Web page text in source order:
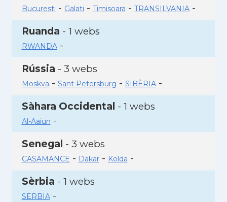
Bucuresti - Galati - Timisoara - TRANSILVANIA-
Ruanda - 1 webs
RWANDA-
Rússia - 3 webs
Moskva - Sant Petersburg - SIBÈRIA-
Sàhara Occidental - 1 webs
Al-Aaiun -
Senegal - 3 webs
CASAMANCE - Dakar- Kolda -
Sèrbia - 1 webs
SERBIA-